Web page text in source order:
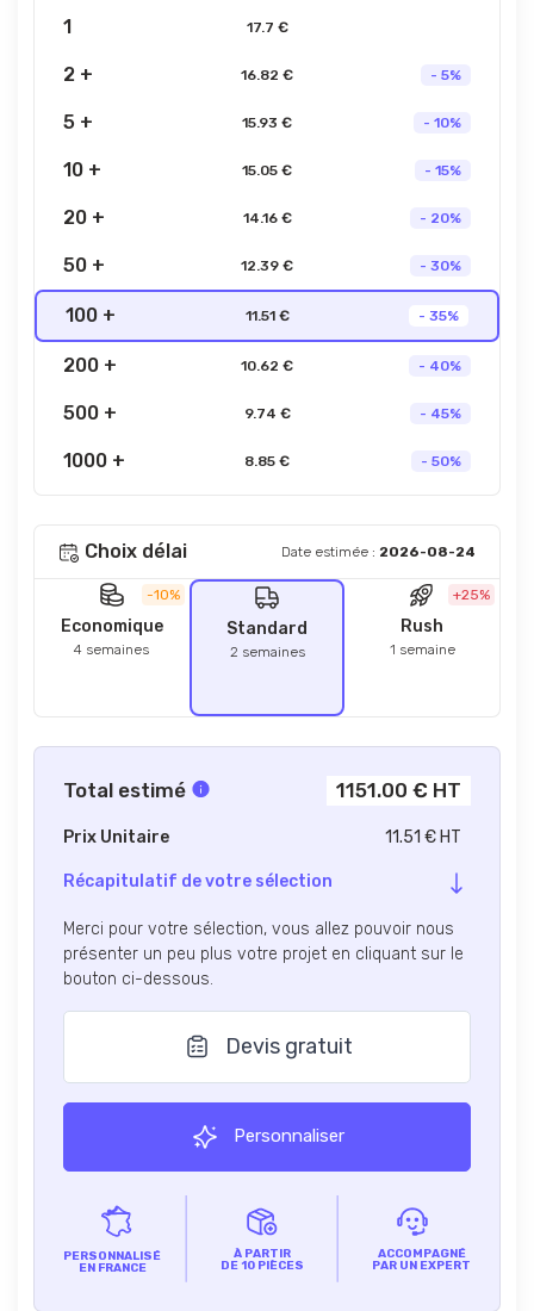
1 17.7 €
2 + 16.82 € - 5%
5 + 15.93 € - 10%
10 + 15.05 € - 15%
20 + 14.16 € - 20%
50 + 12.39 € - 30%
100 + 11.51 € - 35%
200 + 10.62 € - 40%
500 + 9.74 € - 45%
1000 + 8.85 € - 50%
Choix délai Date estimée : 2026-08-24
-10%
Economique
4 semaines
Standard
2 semaines
+25%
Rush
1 semaine
Total estimé 1151.00 € HT
Prix Unitaire 11.51 € HT
Récapitulatif de votre sélection
Merci pour votre sélection, vous allez pouvoir nous
présenter un peu plus votre projet en cliquant sur le
bouton ci-dessous.
Devis gratuit
Personnaliser
PERSONNALISÉ
EN FRANCE
À PARTIR
DE 10 PIÈCES
ACCOMPAGNÉ
PAR UN EXPERT